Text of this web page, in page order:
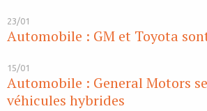
23/01
Automobile : GM et Toyota
15/01
Automobile : General Motors
véhicules hybrides